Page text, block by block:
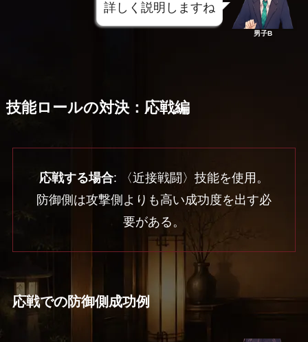
詳しく説明しますね
男子B
技能ロールの対決：応戦編
応戦する場合: 〈近接戦闘〉技能を使用。
防御側は攻撃側よりも高い成功度を出す必
要がある。
応戦での防御側成功例